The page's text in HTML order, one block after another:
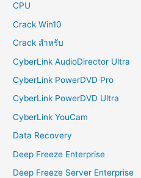
CPU
Crack Win10
Crack สำหรับ
CyberLink AudioDirector Ultra
CyberLink PowerDVD Pro
CyberLink PowerDVD Ultra
CyberLink YouCam
Data Recovery
Deep Freeze Enterprise
Deep Freeze Server Enterprise